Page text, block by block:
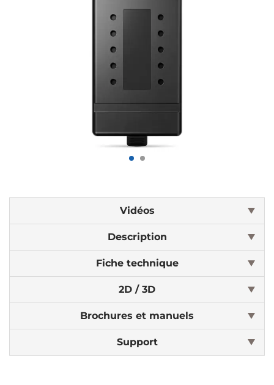
Vidéos
Description
Fiche technique
2D / 3D
Brochures et manuels
Support